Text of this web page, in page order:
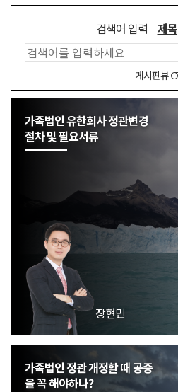
검색어 입력 제목
게시판뷰
가족법인 유한회사 정관변경
절차 및 필요서류
장현민
가족법인 정관 개정할 때 공증
을 꼭 해야하나?